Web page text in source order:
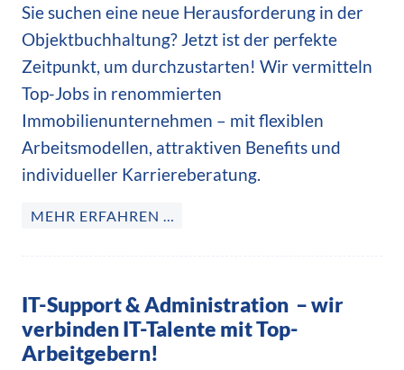
Sie suchen eine neue Herausforderung in der
Objektbuchhaltung? Jetzt ist der perfekte
Zeitpunkt, um durchzustarten! Wir vermitteln
Top-Jobs in renommierten
Immobilienunternehmen – mit flexiblen
Arbeitsmodellen, attraktiven Benefits und
individueller Karriereberatung.
MEHR ERFAHREN …
IT-Support & Administration – wir
verbinden IT-Talente mit Top-
Arbeitgebern!